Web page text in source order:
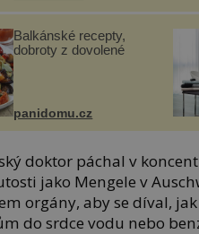
Balkánské recepty,
dobroty z dovolené
panidomu.cz
doktor páchal v
jako Mengele v
orgány, aby se díval,
do srdce vodu nebo